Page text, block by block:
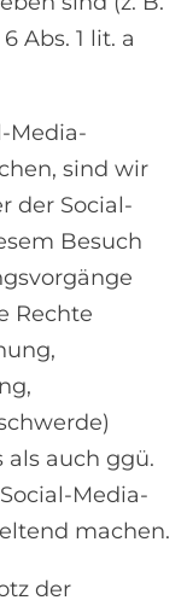
Abs. 1 lit. a
Media-
sind wir
der Social-
Besuch
Rechte
auch ggü.
Media-
machen.
der